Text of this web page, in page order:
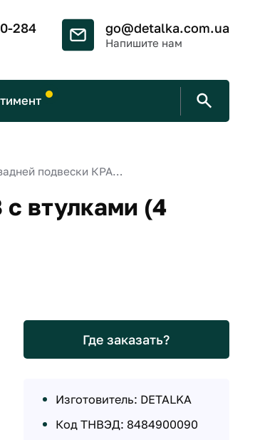
284 go@detalka.com.ua
Напишите нам
Р/к балансира задней подвески КРАЗ с втулками (4 наименования)
втулками (4
Где заказать?
Изготовитель: DETALKA
Код ТНВЭД: 8484900090